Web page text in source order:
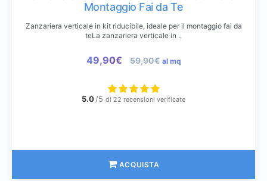
Montaggio Fai da Te
Zanzariera verticale in kit riducibile, ideale per il montaggio fai da
teLa zanzariera verticale in ..
49,90€ 59,90€ al mq
5.0/5 di 22 recensioni verificate
ACQUISTA